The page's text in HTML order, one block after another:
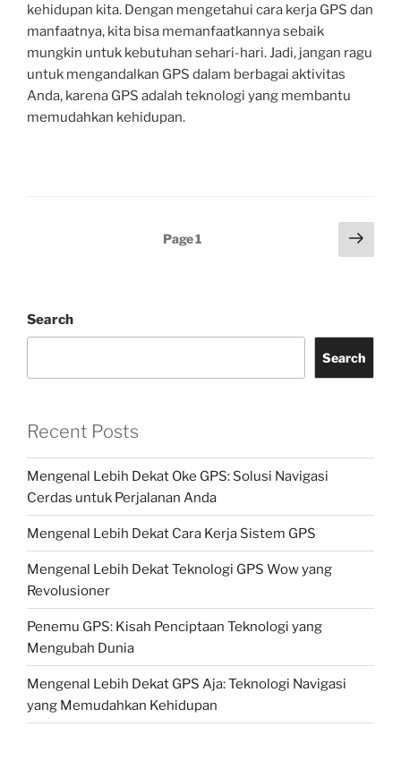
kehidupan kita. Dengan mengetahui cara kerja GPS dan
manfaatnya, kita bisa memanfaatkannya sebaik
mungkin untuk kebutuhan sehari-hari. Jadi, jangan ragu
untuk mengandalkan GPS dalam berbagai aktivitas
Anda, karena GPS adalah teknologi yang membantu
memudahkan kehidupan.
Page1
Next
page
Search
Search
Recent Posts
Mengenal Lebih Dekat Oke GPS: Solusi Navigasi
Cerdas untuk Perjalanan Anda
Mengenal Lebih Dekat Cara Kerja Sistem GPS
Mengenal Lebih Dekat Teknologi GPS Wow yang
Revolusioner
Penemu GPS: Kisah Penciptaan Teknologi yang
Mengubah Dunia
Mengenal Lebih Dekat GPS Aja: Teknologi Navigasi
yang Memudahkan Kehidupan